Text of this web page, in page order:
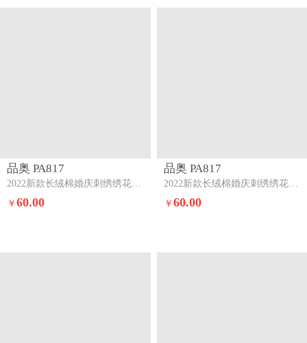
品奥 PA817
2022新款长绒棉婚庆刺绣绣花四件套尊龙贵凤
￥60.00
品奥 PA817
2022新款长绒棉婚庆刺绣绣花四件套子孙满堂
￥ 60.00